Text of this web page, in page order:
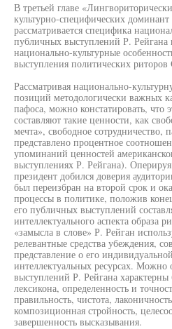
В третьей главе
культурно-специфических
рассматривается специфика
публичных выступлений Р.
национально-культурные
выступления политических
Рассматривая национально-
позиций методологически важных
пафоса, можно констатировать, что
составляют такие ценности, как
мечта», свободное сотрудничество,
представлено процентное
упоминаний ценностей
выступлениях Р. Рейгана).
президент добился доверия
был переизбран на второй срок и
процессы в политике, положив
его публичных выступлений
интеллектуального аспекта образа
«замысла в слове» Р. Рейган
релевантные средства убеждения,
представление о его
интеллектуальных ресурсах. Можно
выступлений Р. Рейгана характерны
лексикона, определенность и
правильность, чистота,
композиционная стройность,
завершенность высказывания.